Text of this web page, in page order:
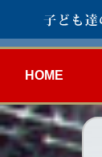
HOME